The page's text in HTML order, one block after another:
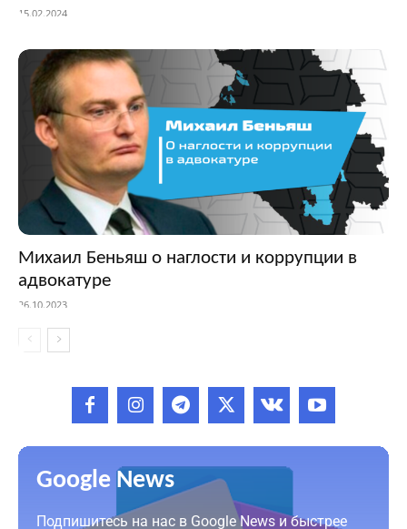
15.02.2024
Михаил Беньяш о наглости и коррупции в
адвокатуре
26.10.2023
Google News
Подпишитесь на нас в Google News и быстрее